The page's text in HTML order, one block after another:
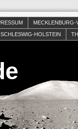
MECKLENBURG-
SCHLESWIG-HOLSTEIN